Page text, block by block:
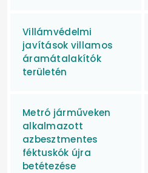
Villámvédelmi
javítások villamos
áramátalakítók
területén
Metró járműveken
alkalmazott
azbesztmentes
féktuskók újra
betétezése